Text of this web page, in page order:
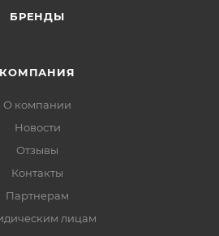
БРЕНДЫ
КОМПАНИЯ
О компании
Новости
Отзывы
Контакты
Партнерам
лицам